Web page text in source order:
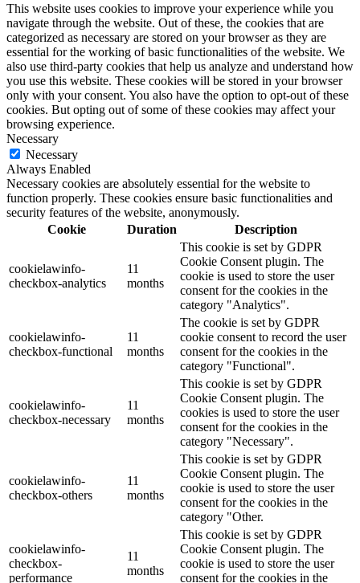
This website uses cookies to improve your experience while you
navigate through the website. Out of these, the cookies that are
categorized as necessary are stored on your browser as they are
essential for the working of basic functionalities of the website. We
also use third-party cookies that help us analyze and understand how
you use this website. These cookies will be stored in your browser
only with your consent. You also have the option to opt-out of these
cookies. But opting out of some of these cookies may affect your
browsing experience.
Necessary
Necessary
Always Enabled
Necessary cookies are absolutely essential for the website to
function properly. These cookies ensure basic functionalities and
security features of the website, anonymously.
Cookie
Duration Description
cookielawinfo-
checkbox-analytics
11
months
This cookie is set by GDPR
Cookie Consent plugin. The
cookie is used to store the user
consent for the cookies in the
category "Analytics".
cookielawinfo-
checkbox-functional
11
months
The cookie is set by GDPR
cookie consent to record the user
consent for the cookies in the
category "Functional".
cookielawinfo-
checkbox-necessary
11
months
This cookie is set by GDPR
Cookie Consent plugin. The
cookies is used to store the user
consent for the cookies in the
category "Necessary".
cookielawinfo-
checkbox-others
11
months
This cookie is set by GDPR
Cookie Consent plugin. The
cookie is used to store the user
consent for the cookies in the
category "Other.
cookielawinfo-
checkbox-
performance
11
months
This cookie is set by GDPR
Cookie Consent plugin. The
cookie is used to store the user
consent for the cookies in the